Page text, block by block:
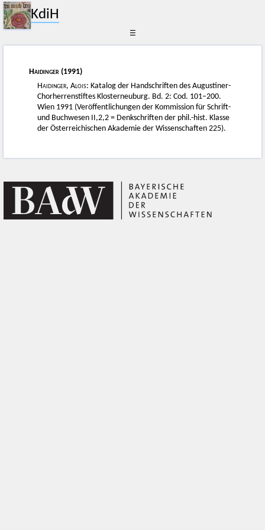
KdiH
☰
Haidinger (1991)
Haidinger, Alois: Katalog der Handschriften des Augustiner-
Chorherrenstiftes Klosterneuburg. Bd. 2: Cod. 101–200.
Wien 1991 (Veröffentlichungen der Kommission für Schrift-
und Buchwesen II,2,2 = Denkschriften der phil.-hist. Klasse
der Österreichischen Akademie der Wissenschaften 225).